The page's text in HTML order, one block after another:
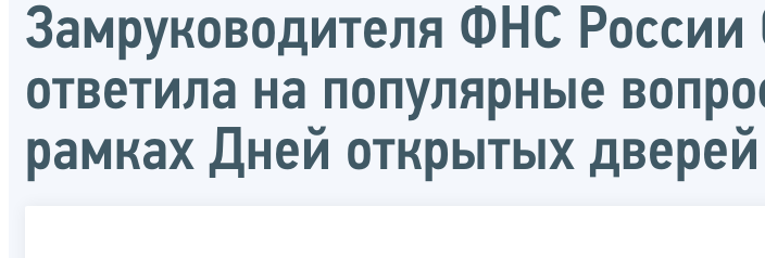
Замруководителя ФНС России
ответила на популярные
рамках Дней открытых дверей